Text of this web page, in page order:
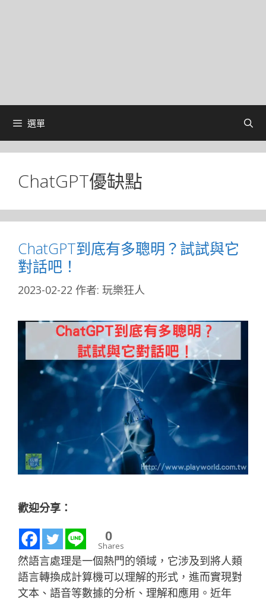
選單
ChatGPT優缺點
ChatGPT到底有多聰明？試試與它
對話吧！
2023-02-22 作者: 玩樂狂人
歡迎分享：
0
Shares
然語言處理是一個熱門的領域，它涉及到將人類
語言轉換成計算機可以理解的形式，進而實現對
文本、語音等數據的分析、理解和應用。近年